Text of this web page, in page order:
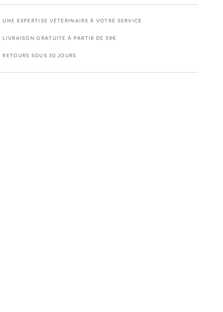
Plan
Sensitive
Small
Mini
UNE EXPERTISE VÉTÉRINAIRE À VOTRE SERVICE
LIVRAISON GRATUITE À PARTIR DE 59€
RETOURS SOUS 30 JOURS